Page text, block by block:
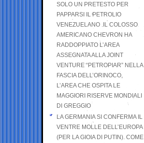
SOLO UN PRETESTO PER
PAPPARSI IL PETROLIO
VENEZUELANO .IL COLOSSO
AMERICANO CHEVRON HA
RADDOPPIATO L’AREA
ASSEGNATA ALLA JOINT
VENTURE “PETROPIAR” NELLA
FASCIA DELL’ORINOCO,
L’AREA CHE OSPITA LE
MAGGIORI RISERVE MONDIALI
DI GREGGIO
LA GERMANIA SI CONFERMA IL
VENTRE MOLLE DELL’EUROPA
(PER LA GIOIA DI PUTIN). COME